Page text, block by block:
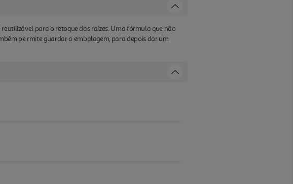
para o retoque das raízes. Uma fórmula que não
pe rmite guardar a embalagem, para depois dar um